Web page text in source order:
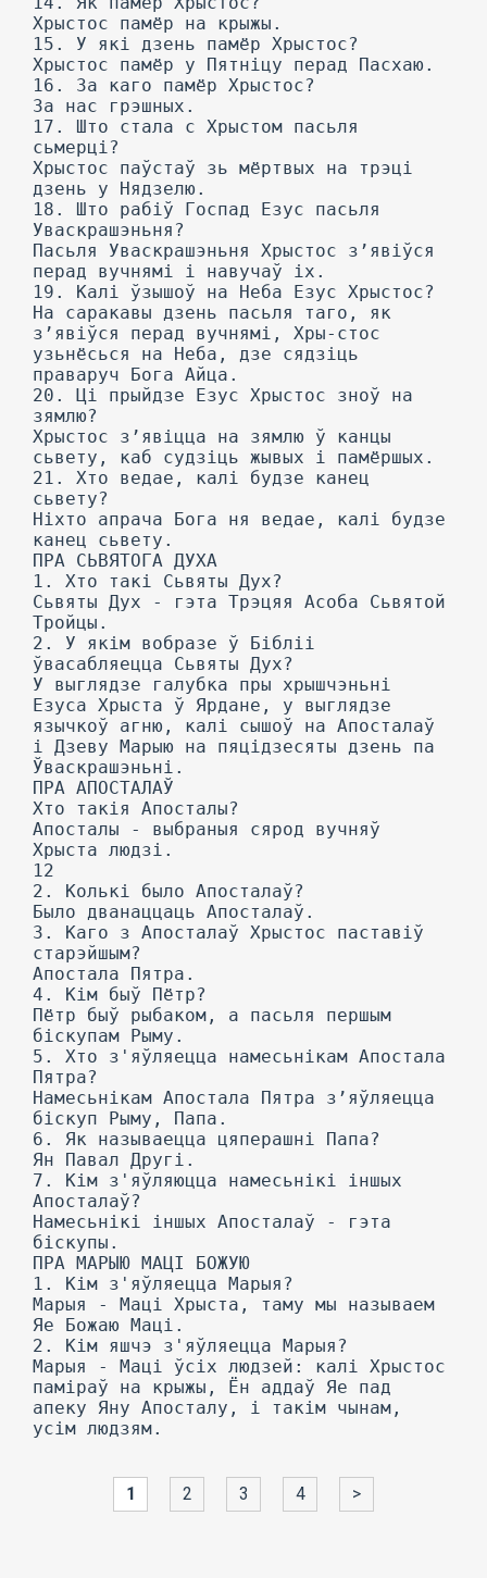
Хрыстос памёр на крыжы.
15. У які дзень памёр Хрыстос?
Хрыстос памёр у Пятніцу перад Пасхаю.
16. За каго памёр Хрыстос?
За нас грэшных.
17. Што стала с Хрыстом пасьля
сьмерці?
Хрыстос паўстаў зь мёртвых на трэці
дзень у Нядзелю.
18. Што рабіў Госпад Езус пасьля
Уваскрашэньня?
Пасьля Уваскрашэньня Хрыстос з’явіўся
перад вучнямі і навучаў іх.
19. Калі ўзышоў на Неба Езус Хрыстос?
На саракавы дзень пасьля таго, як
з’явіўся перад вучнямі, Хры-стос
узьнёсься на Неба, дзе сядзіць
праваруч Бога Айца.
20. Ці прыйдзе Езус Хрыстос зноў на
зямлю?
Хрыстос з’явіцца на зямлю ў канцы
сьвету, каб судзіць жывых і памёршых.
21. Хто ведае, калі будзе канец
сьвету?
Ніхто апрача Бога ня ведае, калі будзе
канец сьвету.
ПРА СЬВЯТОГА ДУХА
1. Хто такі Сьвяты Дух?
Сьвяты Дух - гэта Трэцяя Асоба Сьвятой
Тройцы.
2. У якім вобразе ў Бібліі
ўвасабляецца Сьвяты Дух?
У выглядзе галубка пры хрышчэньні
Езуса Хрыста ў Ярдане, у выглядзе
язычкоў агню, калі сышоў на Апосталаў
і Дзеву Марыю на пяцідзесяты дзень па
Ўваскрашэньні.
ПРА АПОСТАЛАЎ
Хто такія Апосталы?
Апосталы - выбраныя сярод вучняў
Хрыста людзі.
12
2. Колькі было Апосталаў?
Было дванаццаць Апосталаў.
3. Каго з Апосталаў Хрыстос паставіў
старэйшым?
Апостала Пятра.
4. Кім быў Пётр?
Пётр быў рыбаком, а пасьля першым
біскупам Рыму.
5. Хто з'яўляецца намесьнікам Апостала
Пятра?
Намесьнікам Апостала Пятра з’яўляецца
біскуп Рыму, Папа.
6. Як называецца цяперашні Папа?
Ян Павал Другі.
7. Кім з'яўляюцца намесьнікі іншых
Апосталаў?
Намесьнікі іншых Апосталаў - гэта
біскупы.
ПРА МАРЫЮ МАЦІ БОЖУЮ
1. Кім з'яўляецца Марыя?
Марыя - Маці Хрыста, таму мы называем
Яе Божаю Маці.
2. Кім яшчэ з'яўляецца Марыя?
Марыя - Маці ўсіх людзей: калі Хрыстос
паміраў на крыжы, Ён аддаў Яе пад
апеку Яну Апосталу, і такім чынам,
усім людзям.
1 2 3 4 >